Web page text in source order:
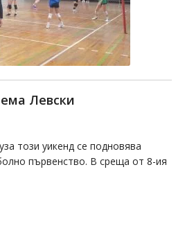
Левски
този уикенд се подновява
първенство. В среща от 8-ия